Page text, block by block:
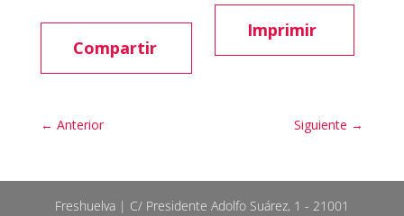
Compartir
Imprimir
← Anterior Siguiente →
Freshuelva | C/ Presidente Adolfo Suárez, 1 - 21001